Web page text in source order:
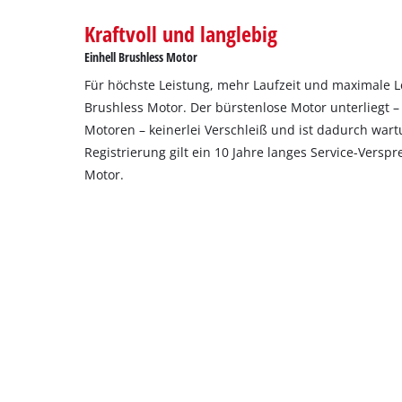
the
site
with
their
CMP
add
this
content
Kraftvoll und langlebig
Einhell Brushless Motor
Für höchste Leistung, mehr Laufzeit und maximale
Brushless Motor. Der bürstenlose Motor unterliegt
Motoren – keinerlei Verschleiß und ist dadurch
Registrierung gilt ein 10 Jahre langes Service-
Motor.